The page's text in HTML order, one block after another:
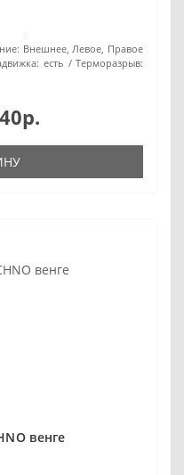
Внешнее, Левое, Правое
есть
Терморазрыв:
венге